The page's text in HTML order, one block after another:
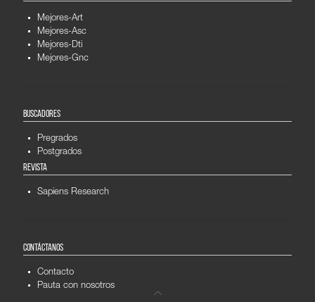
Mejores-Art
Mejores-Asc
Mejores-Dti
Mejores-Gnc
BUSCADORES
Pregrados
Postgrados
REVISTA
Sapiens Research
CONTÁCTANOS
Contacto
Pauta con nosotros